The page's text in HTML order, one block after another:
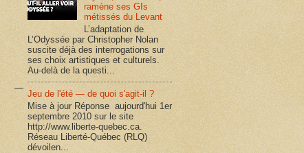
ramène ses GIs
métissés du Levant
L’adaptation de
L’Odyssée par Christopher Nolan
suscite déjà des interrogations sur
ses choix artistiques et culturels.
Au-delà de la questi...
Jeu de l'été — de quoi s'agit-il ?
Mise à jour Réponse aujourd'hui 1er
septembre 2010 sur le site
http://www.liberte-quebec.ca.
Réseau Liberté-Québec (RLQ)
dévoilen...